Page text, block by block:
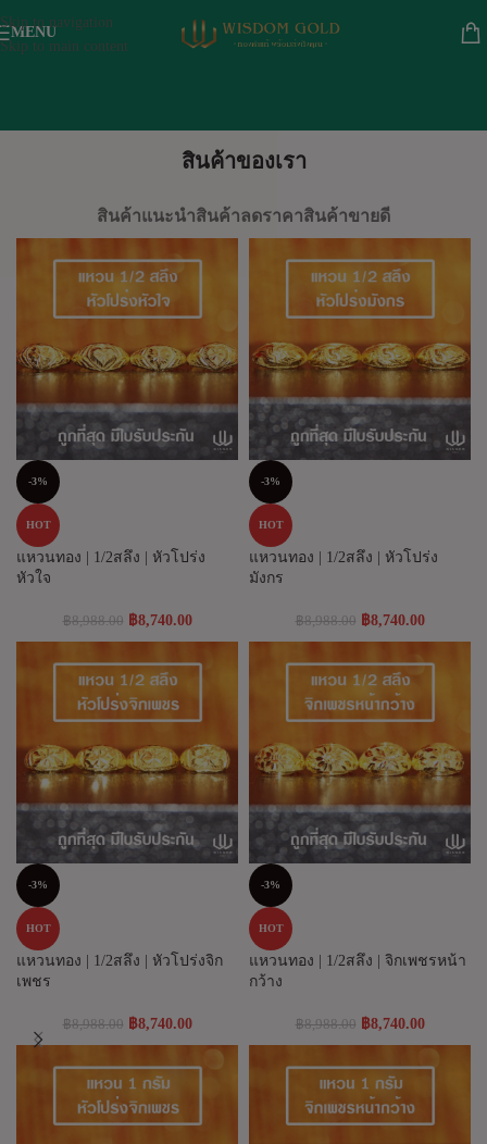
Skip to navigation
Skip to main content
MENU
สินค้าของเรา
สินค้าแนะนำสินค้าลดราคาสินค้าขายดี
-3%
HOT
แหวนทอง | 1/2สลึง | หัวโปร่ง
หัวใจ
฿8,988.00 ฿8,740.00
-3%
HOT
แหวนทอง | 1/2สลึง | หัวโปร่ง
มังกร
฿8,988.00 ฿8,740.00
-3%
HOT
แหวนทอง | 1/2สลึง | หัวโปร่งจิก
เพชร
฿8,988.00 ฿8,740.00
-3%
HOT
แหวนทอง | 1/2สลึง | จิกเพชรหน้า
กว้าง
฿8,988.00 ฿8,740.00